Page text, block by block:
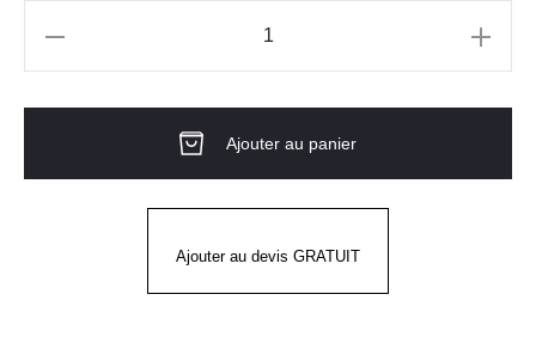
HV
Ajouter au panier
Ajouter au devis GRATUIT